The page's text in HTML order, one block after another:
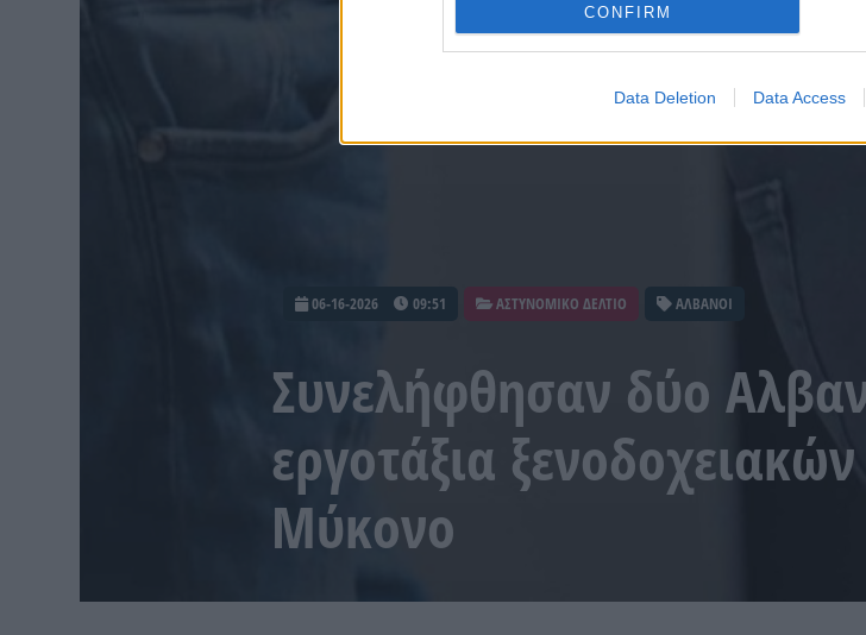
CONFIRM
Data Deletion Data Access
06-16-2026 09:51 ΑΣΤΥΝΟΜΙΚΟ ΔΕΛΤΙΟ ΑΛΒΑΝΟΙ
Συνελήφθησαν δύο
εργοτάξια
Μύκονο